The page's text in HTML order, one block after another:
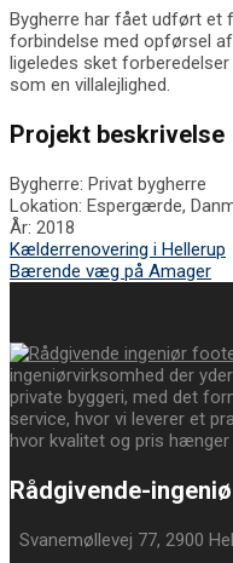
Bygherre har fået udført et
forbindelse med opførsel
ligeledes sket
som en villalejlighed.
Projekt beskrivelse
Bygherre: Privat bygherre
Lokation: Espergærde,
År: 2018
Kælderrenovering i Hellerup
Bærende væg på Amager
ingeniørvirksomhed der
private byggeri, med det
service, hvor vi leverer et
hvor kvalitet og pris
Rådgivende-
Svanemøllevej 77, 2900